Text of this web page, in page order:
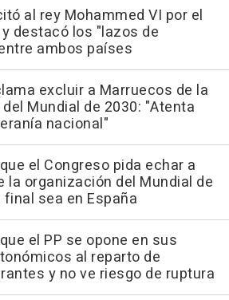
al rey Mohammed VI por el
y destacó los "lazos de
ambos países
excluir a Marruecos de la
Mundial de 2030: "Atenta
nacional"
el Congreso pida echar a
la organización del Mundial de
final sea en España
el PP se opone en sus
al reparto de
y no ve riesgo de ruptura